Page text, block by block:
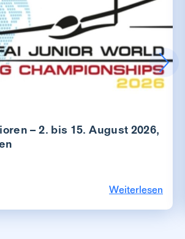
– 2. bis 15. August 2026,
Weiterlesen